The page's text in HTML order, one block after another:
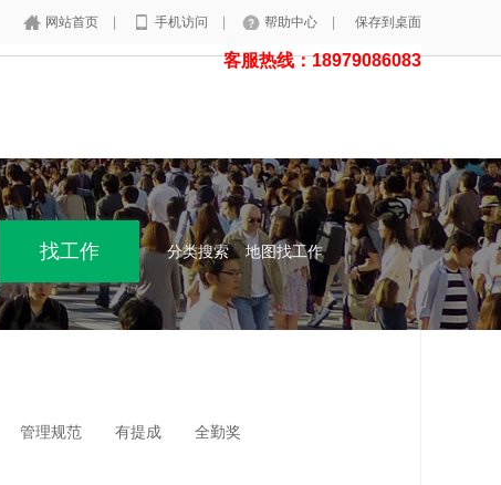
网站首页 手机访问 帮助中心 保存到桌面
客服热线：18979086083
分类搜索 地图找工作
管理规范 有提成 全勤奖